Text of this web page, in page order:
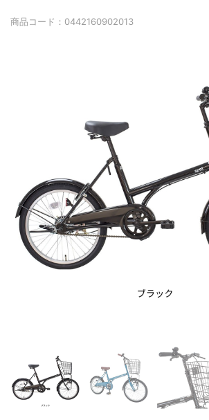
商品コード： 0442160902013